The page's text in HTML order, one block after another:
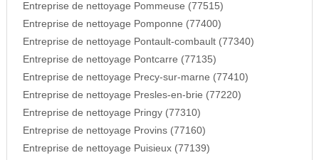
Entreprise de nettoyage Pommeuse (77515)
Entreprise de nettoyage Pomponne (77400)
Entreprise de nettoyage Pontault-combault (77340)
Entreprise de nettoyage Pontcarre (77135)
Entreprise de nettoyage Precy-sur-marne (77410)
Entreprise de nettoyage Presles-en-brie (77220)
Entreprise de nettoyage Pringy (77310)
Entreprise de nettoyage Provins (77160)
Entreprise de nettoyage Puisieux (77139)